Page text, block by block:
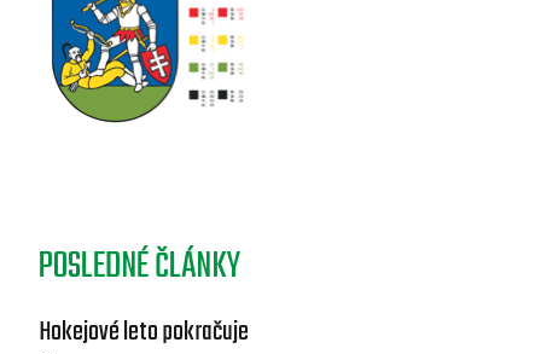
POSLEDNÉ ČLÁNKY
Hokejové leto pokračuje